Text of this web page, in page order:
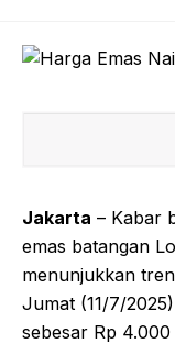
Jakarta – Kabar
emas batangan
menunjukkan
Jumat (11/7/
sebesar Rp